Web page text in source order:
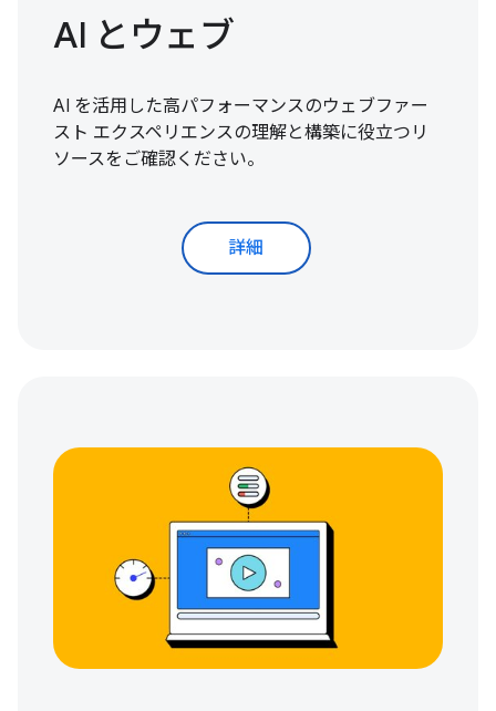
AI とウェブ
AI を活用した高パフォーマンスのウェブファー
スト エクスペリエンスの理解と構築に役立つリ
ソースをご確認ください。
詳細